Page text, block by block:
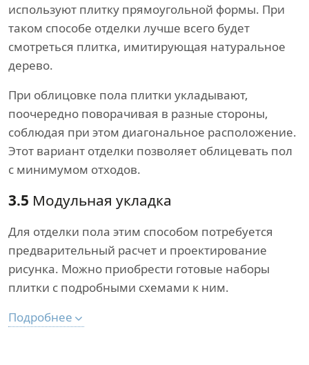
используют плитку прямоугольной формы. При
таком способе отделки лучше всего будет
смотреться плитка, имитирующая натуральное
дерево.
При облицовке пола плитки укладывают,
поочередно поворачивая в разные стороны,
соблюдая при этом диагональное расположение.
Этот вариант отделки позволяет облицевать пол
с минимумом отходов.
3.5 Модульная укладка
Для отделки пола этим способом потребуется
предварительный расчет и проектирование
рисунка. Можно приобрести готовые наборы
плитки с подробными схемами к ним.
Подробнее